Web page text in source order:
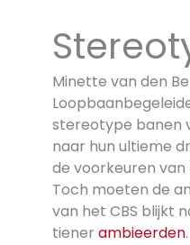
Minette van den
stereotype banen
naar hun ultieme
de voorkeuren
Toch moeten de
van het CBS blijkt
tiener ambieerden.